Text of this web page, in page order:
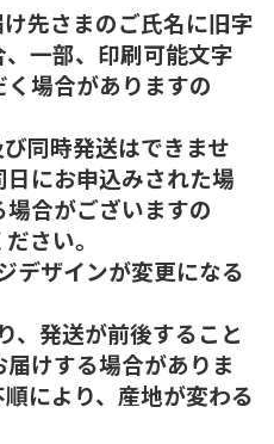
先さまのご氏名に旧字
一部、印刷可能文字
場合がありますの
同時発送はできませ
にお申込みされた場
合がございますの
さい。
デザインが変更になる
、発送が前後すること
けする場合がありま
により、産地が変わる